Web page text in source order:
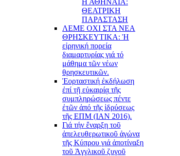
Η ΑΘΗΝΑΙΑ:
ΘΕΑΤΡΙΚΗ
ΠΑΡΑΣΤΑΣΗ
ΛΕΜΕ ΟΧΙ ΣΤΑ ΝΕΑ
ΘΡΗΣΚΕΥΤΙΚΑ: Ἡ
εἰρηνική πορεία
διαμαρτυρίας γιά τό
μάθημα τῶν νέων
θρησκευτικῶν.
Ἑορταστική ἐκδήλωση
ἐπί τῇ εὐκαιρίᾳ τῆς
συμπληρώσεως πέντε
ἐτῶν ἀπό τῆς ἱδρύσεως
τῆς ΕΠΜ (ΙΑΝ 2016).
Γιά τήν ἔναρξη τοῦ
ἀπελευθερωτικοῦ ἀγώνα
τῆς Κύπρου γιά ἀποτίναξη
τοῦ Ἀγγλικοῦ ζυγοῦ